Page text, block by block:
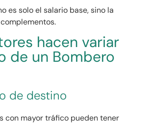
es solo el salario base, sino la
hacen variar
de un Bombero
de destino
con mayor tráfico pueden tener